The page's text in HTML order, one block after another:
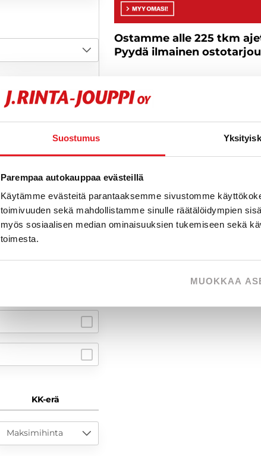
Suostumus
Parempaa autokauppaa evästeillä
Käytämme evästeitä parantaaksemme sivustomme
toimivuuden sekä mahdollistamme sinulle räätälöidympien
myös sosiaalisen median ominaisuuksien tukemiseen sekä
toimesta.
MUOKKAA
KK-erä
Maksimihinta
Ostamme alle 225 tkm
Pyydä ilmainen